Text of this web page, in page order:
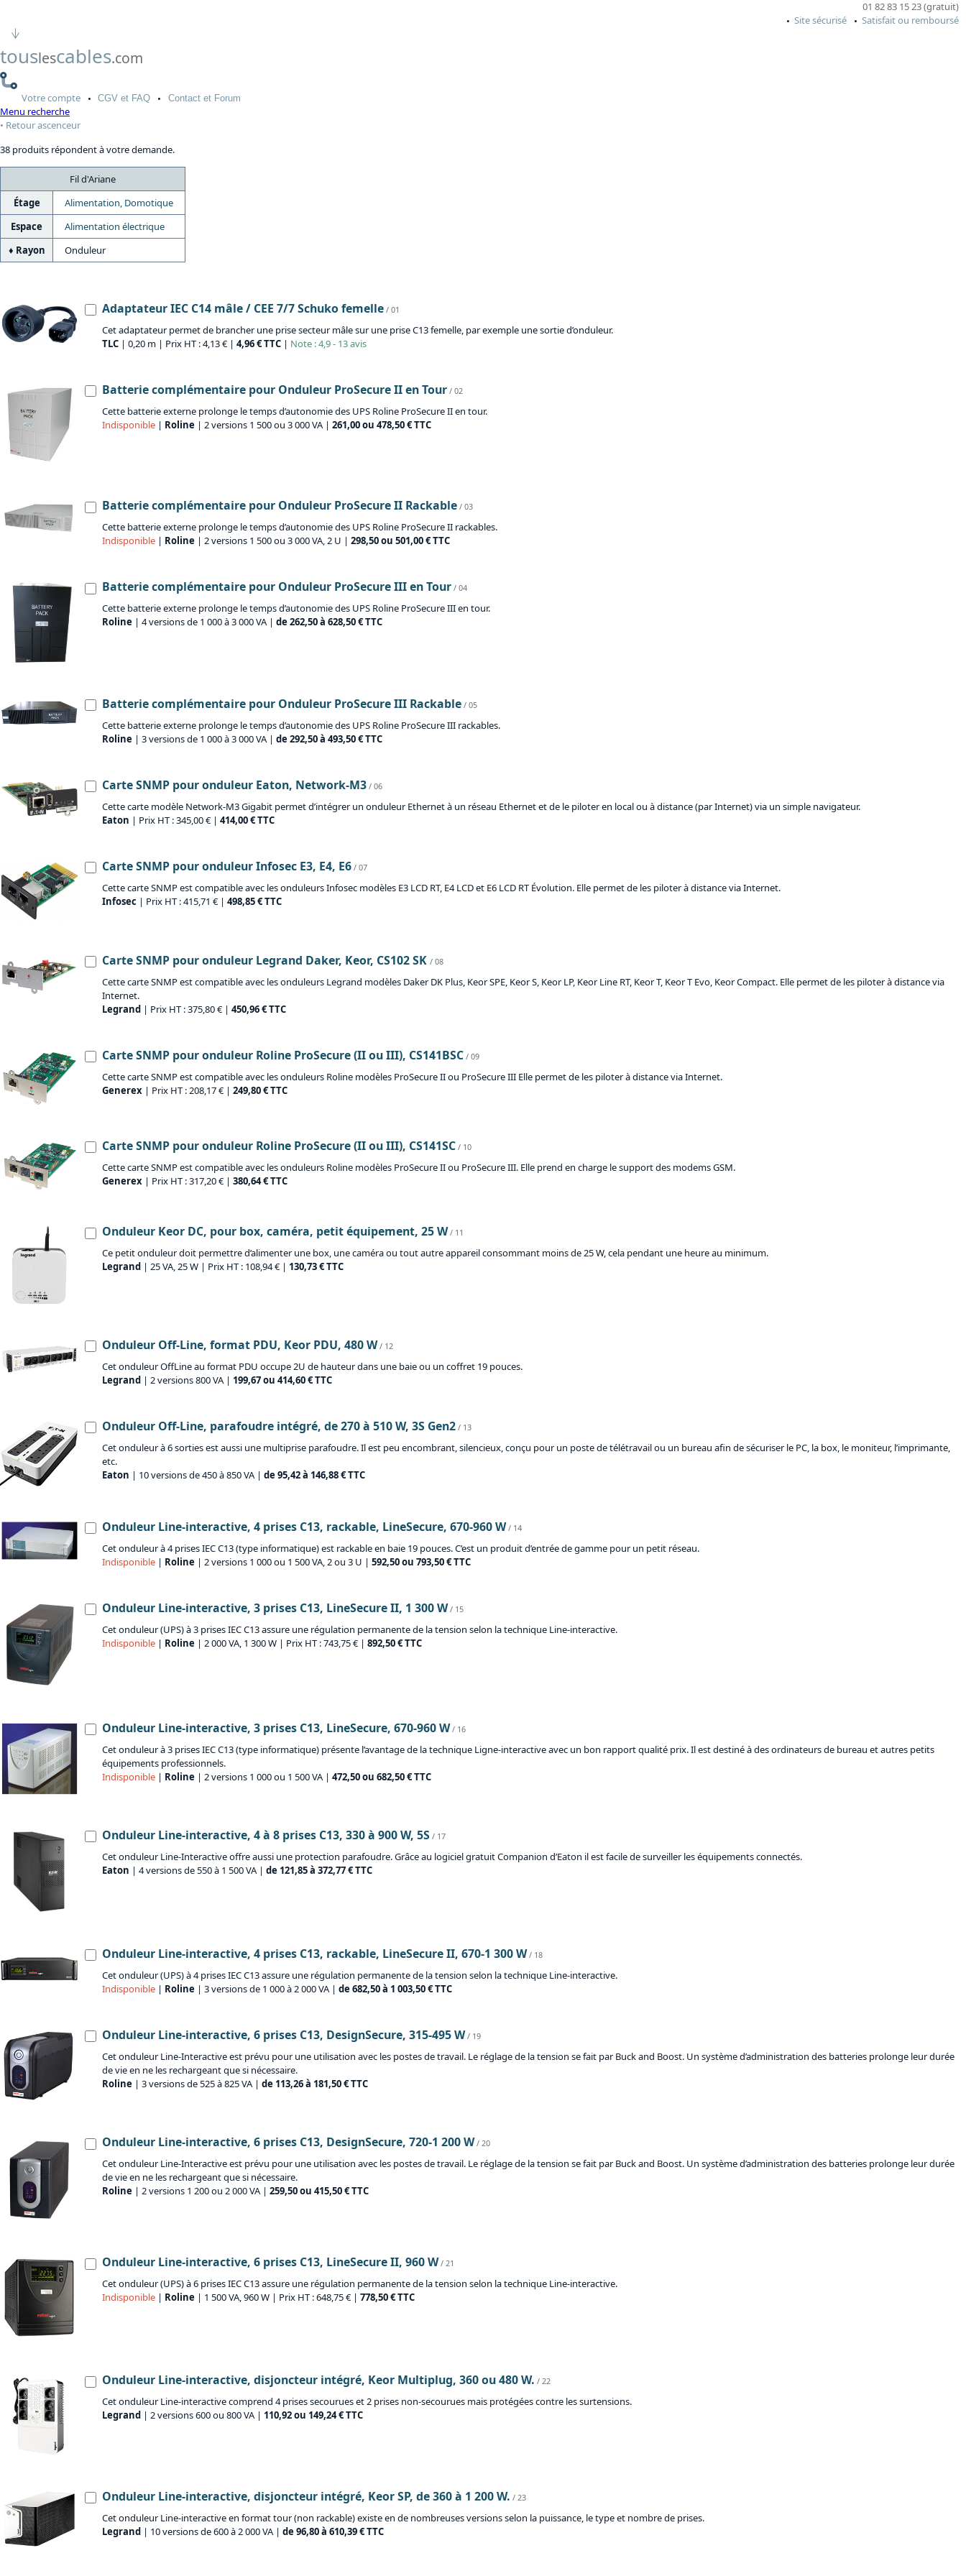
01 82 83 15 23 (gratuit)
Site sécurisé
Satisfait ou remboursé
touslescables.com
Votrecompte CGV et FAQ Contactet Forum
Menu recherche
Retour ascenceur
38 produits répondent à votre demande.
Fil d'Ariane
Étage
Alimentation, Domotique
Espace
Alimentation électrique
Rayon
Onduleur
Adaptateur IEC C14 mâle / CEE 7/7 Schuko femelle / 01
Cet adaptateur permet de brancher une prise secteur mâle sur une prise C13 femelle, par exemple une sortie d’onduleur.
TLC | 0,20 m | Prix HT : 4,13 € | 4,96 € TTC | Note : 4,9 - 13 avis
Batterie complémentaire pour Onduleur ProSecure II en Tour / 02
Cette batterie externe prolonge le temps d’autonomie des UPS Roline ProSecure II en tour.
Indisponible | Roline | 2 versions 1 500 ou 3 000 VA | 261,00 ou 478,50 € TTC
Batterie complémentaire pour Onduleur ProSecure II Rackable / 03
Cette batterie externe prolonge le temps d’autonomie des UPS Roline ProSecure II rackables.
Indisponible | Roline | 2 versions 1 500 ou 3 000 VA, 2 U | 298,50 ou 501,00 € TTC
Batterie complémentaire pour Onduleur ProSecure III en Tour / 04
Cette batterie externe prolonge le temps d’autonomie des UPS Roline ProSecure III en tour.
Roline | 4 versions de 1 000 à 3 000 VA | de 262,50 à 628,50 € TTC
Batterie complémentaire pour Onduleur ProSecure III Rackable / 05
Cette batterie externe prolonge le temps d’autonomie des UPS Roline ProSecure III rackables.
Roline | 3 versions de 1 000 à 3 000 VA | de 292,50 à 493,50 € TTC
Carte SNMP pour onduleur Eaton, Network-M3 / 06
Cette carte modèle Network-M3 Gigabit permet d’intégrer un onduleur Ethernet à un réseau Ethernet et de le piloter en local ou à distance (par Internet) via un simple navigateur.
Eaton | Prix HT : 345,00 € | 414,00 € TTC
Carte SNMP pour onduleur Infosec E3, E4, E6 / 07
Cette carte SNMP est compatible avec les onduleurs Infosec modèles E3 LCD RT, E4 LCD et E6 LCD RT Évolution. Elle permet de les piloter à distance via Internet.
Infosec | Prix HT : 415,71 € | 498,85 € TTC
Carte SNMP pour onduleur Legrand Daker, Keor, CS102 SK / 08
Cette carte SNMP est compatible avec les onduleurs Legrand modèles Daker DK Plus, Keor SPE, Keor S, Keor LP, Keor Line RT, Keor T, Keor T Evo, Keor Compact. Elle permet de les piloter à distance via
Internet.
Legrand | Prix HT : 375,80 € | 450,96 € TTC
Carte SNMP pour onduleur Roline ProSecure (II ou III), CS141BSC / 09
Cette carte SNMP est compatible avec les onduleurs Roline modèles ProSecure II ou ProSecure III Elle permet de les piloter à distance via Internet.
Generex | Prix HT : 208,17 € | 249,80 € TTC
Carte SNMP pour onduleur Roline ProSecure (II ou III), CS141SC / 10
Cette carte SNMP est compatible avec les onduleurs Roline modèles ProSecure II ou ProSecure III. Elle prend en charge le support des modems GSM.
Generex | Prix HT : 317,20 € | 380,64 € TTC
Onduleur Keor DC, pour box, caméra, petit équipement, 25 W / 11
Ce petit onduleur doit permettre d’alimenter une box, une caméra ou tout autre appareil consommant moins de 25 W, cela pendant une heure au minimum.
Legrand | 25 VA, 25 W | Prix HT : 108,94 € | 130,73 € TTC
Onduleur Off-Line, format PDU, Keor PDU, 480 W / 12
Cet onduleur OffLine au format PDU occupe 2U de hauteur dans une baie ou un coffret 19 pouces.
Legrand | 2 versions 800 VA | 199,67 ou 414,60 € TTC
Onduleur Off-Line, parafoudre intégré, de 270 à 510 W, 3S Gen2 / 13
Cet onduleur à 6 sorties est aussi une multiprise parafoudre. Il est peu encombrant, silencieux, conçu pour un poste de télétravail ou un bureau afin de sécuriser le PC, la box, le moniteur, l’imprimante,
etc.
Eaton | 10 versions de 450 à 850 VA | de 95,42 à 146,88 € TTC
Onduleur Line-interactive, 4 prises C13, rackable, LineSecure, 670-960 W / 14
Cet onduleur à 4 prises IEC C13 (type informatique) est rackable en baie 19 pouces. C’est un produit d’entrée de gamme pour un petit réseau.
Indisponible | Roline | 2 versions 1 000 ou 1 500 VA, 2 ou 3 U | 592,50 ou 793,50 € TTC
Onduleur Line-interactive, 3 prises C13, LineSecure II, 1 300 W / 15
Cet onduleur (UPS) à 3 prises IEC C13 assure une régulation permanente de la tension selon la technique Line-interactive.
Indisponible | Roline | 2 000 VA, 1 300 W | Prix HT : 743,75 € | 892,50 € TTC
Onduleur Line-interactive, 3 prises C13, LineSecure, 670-960 W / 16
Cet onduleur à 3 prises IEC C13 (type informatique) présente l’avantage de la technique Ligne-interactive avec un bon rapport qualité prix. Il est destiné à des ordinateurs de bureau et autres petits
équipements professionnels.
Indisponible | Roline | 2 versions 1 000 ou 1 500 VA | 472,50 ou 682,50 € TTC
Onduleur Line-interactive, 4 à 8 prises C13, 330 à 900 W, 5S / 17
Cet onduleur Line-Interactive offre aussi une protection parafoudre. Grâce au logiciel gratuit Companion d’Eaton il est facile de surveiller les équipements connectés.
Eaton | 4 versions de 550 à 1 500 VA | de 121,85 à 372,77 € TTC
Onduleur Line-interactive, 4 prises C13, rackable, LineSecure II, 670-1 300 W / 18
Cet onduleur (UPS) à 4 prises IEC C13 assure une régulation permanente de la tension selon la technique Line-interactive.
Indisponible | Roline | 3 versions de 1 000 à 2 000 VA | de 682,50 à 1 003,50 € TTC
Onduleur Line-interactive, 6 prises C13, DesignSecure, 315-495 W / 19
Cet onduleur Line-Interactive est prévu pour une utilisation avec les postes de travail. Le réglage de la tension se fait par Buck and Boost. Un système d’administration des batteries prolonge leur durée
de vie en ne les rechargeant que si nécessaire.
Roline | 3 versions de 525 à 825 VA | de 113,26 à 181,50 € TTC
Onduleur Line-interactive, 6 prises C13, DesignSecure, 720-1 200 W / 20
Cet onduleur Line-Interactive est prévu pour une utilisation avec les postes de travail. Le réglage de la tension se fait par Buck and Boost. Un système d’administration des batteries prolonge leur durée
de vie en ne les rechargeant que si nécessaire.
Roline | 2 versions 1 200 ou 2 000 VA | 259,50 ou 415,50 € TTC
Onduleur Line-interactive, 6 prises C13, LineSecure II, 960 W / 21
Cet onduleur (UPS) à 6 prises IEC C13 assure une régulation permanente de la tension selon la technique Line-interactive.
Indisponible | Roline | 1 500 VA, 960 W | Prix HT : 648,75 € | 778,50 € TTC
Onduleur Line-interactive, disjoncteur intégré, Keor Multiplug, 360 ou 480 W. / 22
Cet onduleur Line-interactive comprend 4 prises secourues et 2 prises non-secourues mais protégées contre les surtensions.
Legrand | 2 versions 600 ou 800 VA | 110,92 ou 149,24 € TTC
Onduleur Line-interactive, disjoncteur intégré, Keor SP, de 360 à 1 200 W. / 23
Cet onduleur Line-interactive en format tour (non rackable) existe en de nombreuses versions selon la puissance, le type et nombre de prises.
Legrand | 10 versions de 600 à 2 000 VA | de 96,80 à 610,39 € TTC